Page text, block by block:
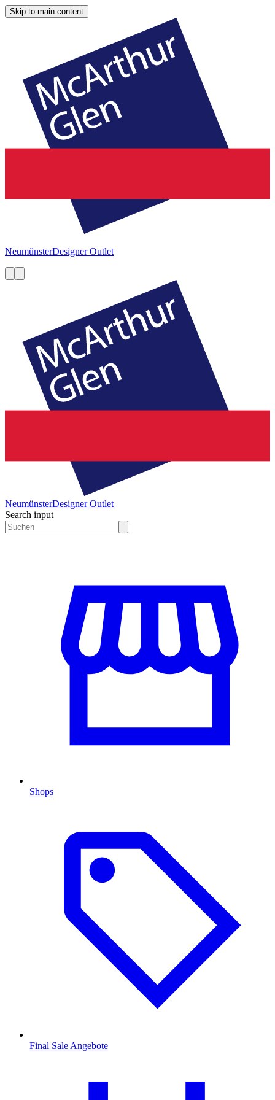
Skip to main content
NeumünsterDesigner Outlet
NeumünsterDesigner Outlet
Search input
Shops
Final Sale Angebote